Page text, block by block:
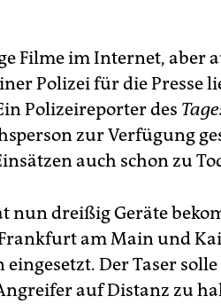
Filme im Internet, aber
Polizei für die Presse
Polizeireporter des
zur Verfügung
auch schon zu
nun dreißig Geräte
am Main und
Der Taser solle
auf Distanz zu